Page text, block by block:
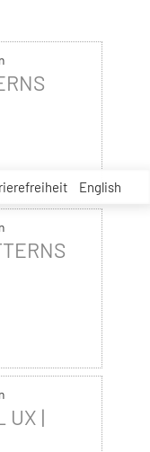
English
UX |